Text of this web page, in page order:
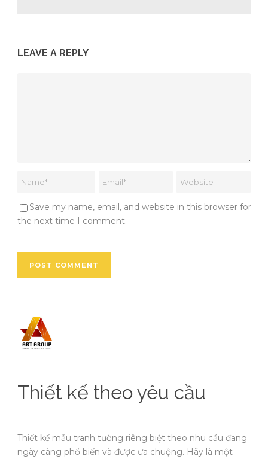
LEAVE A REPLY
Save my name, email, and website in this browser for
the next time I comment.
Thiết kế theo yêu cầu
Thiết kế mẫu tranh tường riêng biệt theo nhu cầu đang
ngày càng phổ biến và được ưa chuộng. Hãy là một